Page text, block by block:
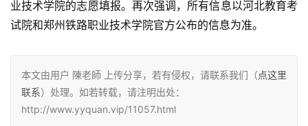
业技术学院的志愿填报。再次强调，所有信息以河北教育考
试院和郑州铁路职业技术学院官方公布的信息为准。
本文由用户 陳老師 上传分享，若有侵权，请联系我们（点这里
联系）处理。如若转载，请注明出处：
http://www.yyquan.vip/11057.html